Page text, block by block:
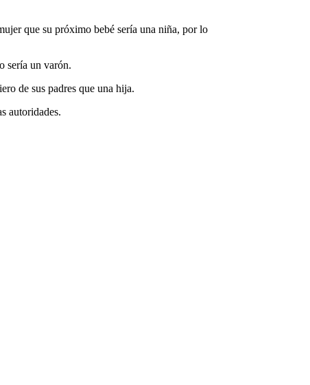
que su próximo bebé sería una niña, por lo
sería un varón.
de sus padres que una hija.
autoridades.